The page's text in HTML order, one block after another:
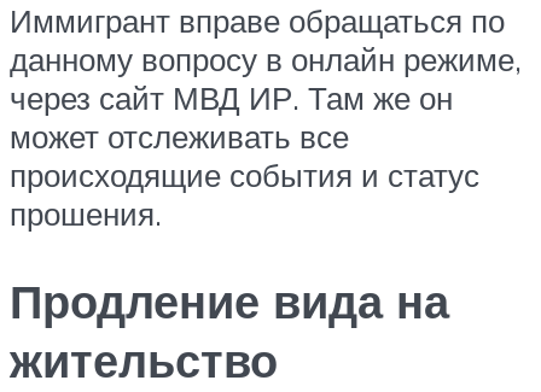
Иммигрант вправе обращаться по
данному вопросу в онлайн режиме,
через сайт МВД ИР. Там же он
может отслеживать все
происходящие события и статус
прошения.
Продление вида на
жительство